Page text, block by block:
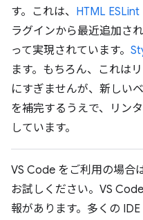
す。これは、 HTML ESLint
ラグインから最近追加さ
って実現されています。
ます。もちろん、これは
にすぎませんが、新しい
を補完するうえで、リン
しています。
VS Code をご利用の場合
お試しください。VS
報があります。多くの IDE